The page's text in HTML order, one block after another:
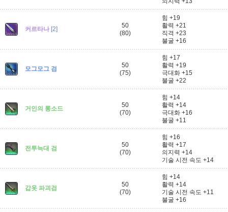
커르타나 [2]
50
(80)
힘 +19
활력 +21
직격 +23
불굴 +16
모그모그 검
50
(75)
힘 +17
활력 +19
극대화 +15
불굴 +22
거인의 롱소드
50
(70)
힘 +14
활력 +14
극대화 +16
불굴 +11
전투늑대 검
50
(70)
힘 +16
활력 +17
의지력 +14
기술 시전 속도 +14
갑옷 파괴검
50
(70)
힘 +14
활력 +14
기술 시전 속도 +11
불굴 +16